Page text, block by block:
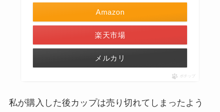
Amazon
楽天市場
メルカリ
ポチップ
私が購入した後カップは売り切れてしまったよう